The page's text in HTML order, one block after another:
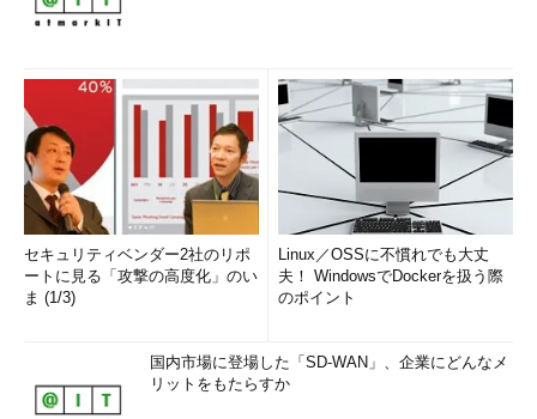
セキュリティベンダー2社のリポ
ートに見る「攻撃の高度化」のい
ま (1/3)
Linux／OSSに不慣れでも大丈
夫！ WindowsでDockerを扱う際
のポイント
国内市場に登場した「SD-WAN」、企業にどんなメ
リットをもたらすか